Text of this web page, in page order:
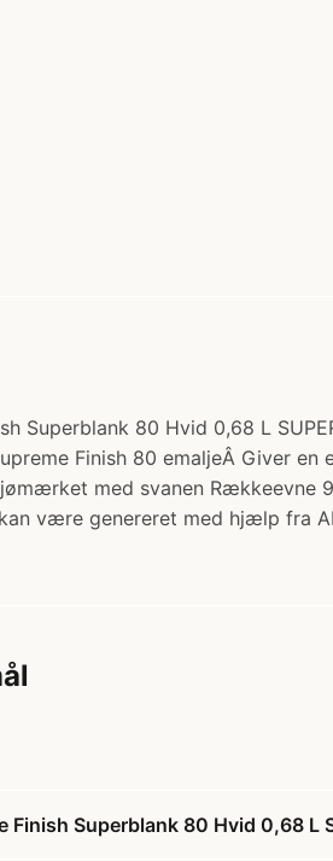
Superblank 80 Hvid 0,68 L
Finish 80 emaljeÂ Giver
med svanen Rækkeevne
være genereret med hjælp fra
Superblank 80 Hvid 0,68 L